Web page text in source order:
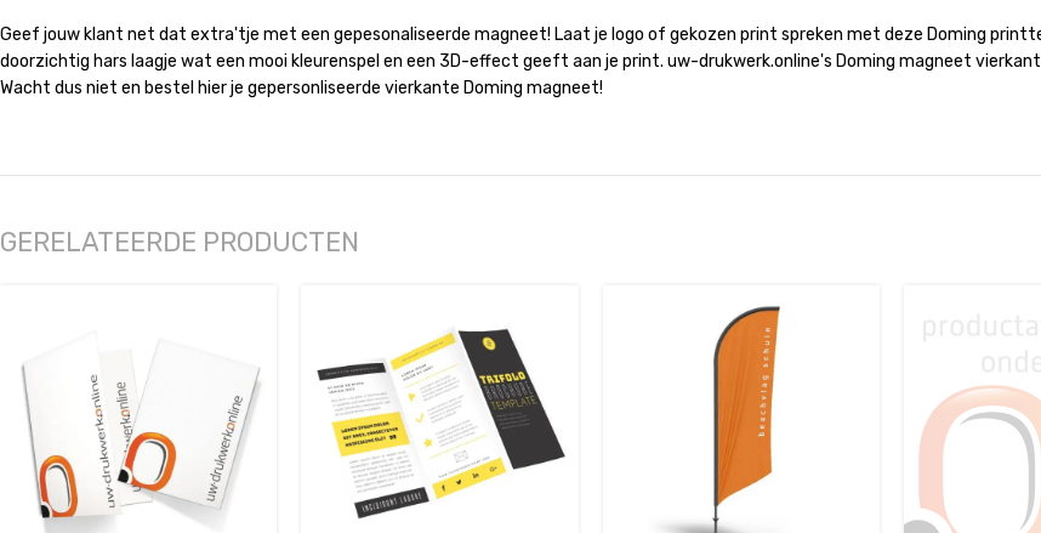
Geef jouw klant net dat extra'tje met een gepesonaliseerde magneet! Laat je logo of gekozen print spreken met deze Doming
doorzichtig hars laagje wat een mooi kleurenspel en een 3D-effect geeft aan je print. uw-drukwerk.online's Doming magneet
Wacht dus niet en bestel hier je gepersonliseerde vierkante Doming magneet!
GERELATEERDE PRODUCTEN